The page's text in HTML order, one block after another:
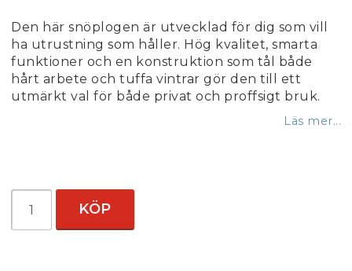
Den här snöplogen är utvecklad för dig som vill
ha utrustning som håller. Hög kvalitet, smarta
funktioner och en konstruktion som tål både
hårt arbete och tuffa vintrar gör den till ett
utmärkt val för både privat och proffsigt bruk.
Läs mer...
KÖP